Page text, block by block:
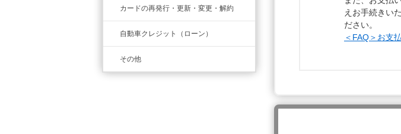
カードの再発行・更新・変更・解約
自動車クレジット（ローン）
その他
えお手続きい
ださい。
＜FAQ＞お支